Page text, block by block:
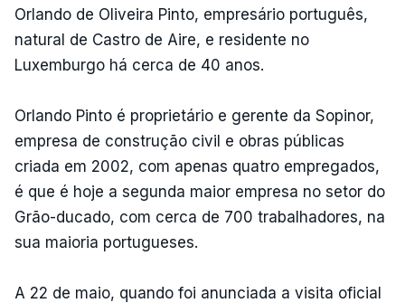
Orlando de Oliveira Pinto, empresário português,
natural de Castro de Aire, e residente no
Luxemburgo há cerca de 40 anos.
Orlando Pinto é proprietário e gerente da Sopinor,
empresa de construção civil e obras públicas
criada em 2002, com apenas quatro empregados,
é que é hoje a segunda maior empresa no setor do
Grão-ducado, com cerca de 700 trabalhadores, na
sua maioria portugueses.
A 22 de maio, quando foi anunciada a visita oficial